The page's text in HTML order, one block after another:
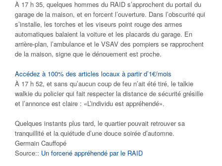
À 17 h 35, quelques hommes du RAID s’approchent du portail du
garage de la maison, et en forcent l’ouverture. Dans l’obscurité qui
s’installe, les torches et les viseurs point rouge des armes
automatiques balaient la voiture et les placards du garage. En
arrière-plan, l’ambulance et le VSAV des pompiers se rapprochent
de la maison, signe que le dénouement est proche.
Accédez à 100% des articles locaux à partir d’1€/mois
À 17 h 52, et sans qu’aucun coup de feu n’ait été tiré, le talkie
walkie du policier qui fait respecter la distance de sécurité grésille
et l’annonce est claire : «L’individu est appréhendé».
Quelques instants plus tard, le quartier pouvait retrouver sa
tranquillité et la quiétude d’une douce soirée d’automne.
Germain Cauffopé
Source:: Un forcené appréhendé par le RAID